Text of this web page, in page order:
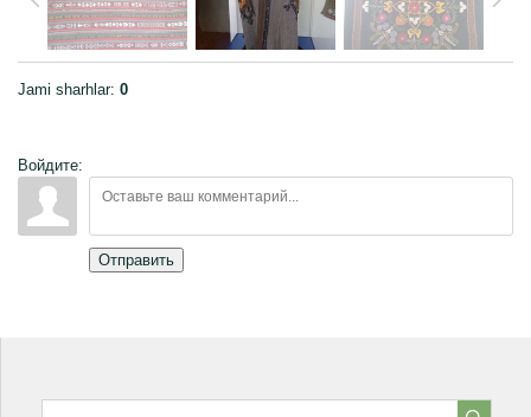
Jami sharhlar: 0
Войдите:
Отправить